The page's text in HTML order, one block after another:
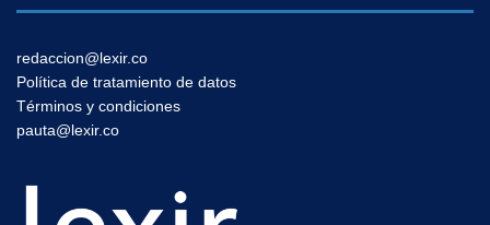
redaccion@lexir.co
Política de tratamiento de datos
Términos y condiciones
pauta@lexir.co